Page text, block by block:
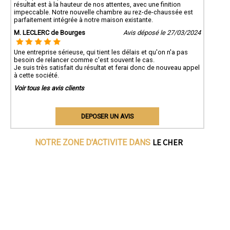
résultat est à la hauteur de nos attentes, avec une finition
impeccable. Notre nouvelle chambre au rez-de-chaussée est
parfaitement intégrée à notre maison existante.
M. LECLERC de Bourges
Avis déposé le 27/03/2024
Une entreprise sérieuse, qui tient les délais et qu'on n'a pas
besoin de relancer comme c'est souvent le cas.
Je suis très satisfait du résultat et ferai donc de nouveau appel
à cette société.
Voir tous les avis clients
DEPOSER UN AVIS
NOTRE ZONE D'ACTIVITE DANS LE CHER